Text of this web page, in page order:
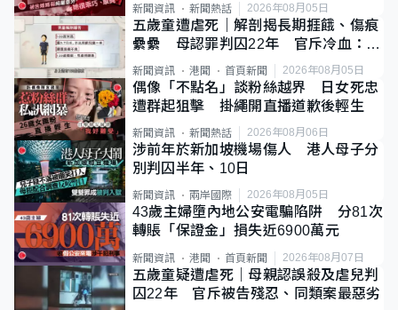
新聞資訊 新聞熱話 2026年08月05日
五歲童遭虐死｜解剖揭長期捱餓、傷痕
纍纍 母認罪判囚22年 官斥冷血：同
類案最惡劣
新聞資訊 港聞 首頁新聞 2026年08月05日
偶像「不點名」談粉絲越界 日女死忠
遭群起狙擊 掛繩開直播道歉後輕生
新聞資訊 新聞熱話 2026年08月06日
涉前年於新加坡機場傷人 港人母子分
別判囚半年、10日
新聞資訊 兩岸國際 2026年08月05日
43歲主婦墮內地公安電騙陷阱 分81次
轉賬「保證金」損失近6900萬元
新聞資訊 港聞 首頁新聞 2026年08月07日
五歲童疑遭虐死｜母親認誤殺及虐兒判
囚22年 官斥被告殘忍、同類案最惡劣